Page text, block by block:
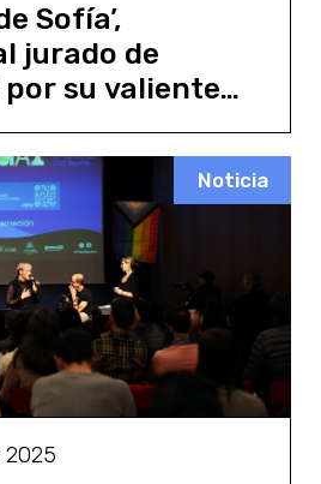
Sofía’,
jurado de
su valiente
diversidad
Noticia
2025